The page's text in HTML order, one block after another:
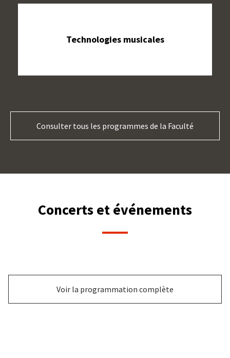
Technologies musicales
Consulter tous les programmes de la Faculté
Concerts et événements
Voir la programmation complète